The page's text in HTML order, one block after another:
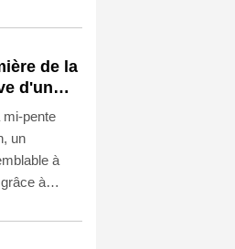
au
de la
d'un
mi-pente
un
à
à
de terre